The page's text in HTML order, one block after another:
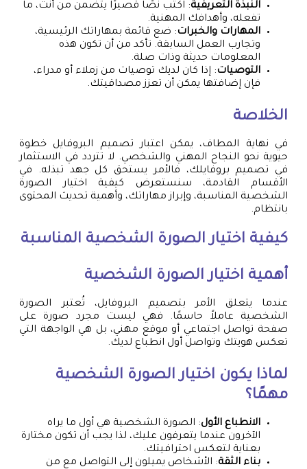
النبذة التعريفية: اكتب نصًا قصيرًا يتضمن من أنت، ما
تفعله، وأهدافك المهنية.
المهارات والخبرات: ضع قائمة بمهاراتك الرئيسية،
وتجارب العمل السابقة. تأكد من أن تكون هذه
المعلومات حديثة وذات صلة.
التوصيات: إذا كان لديك توصيات من زملاء أو مدراء،
فإن إضافتها يمكن أن تعزز مصداقيتك.
الخلاصة
في نهاية المطاف، يمكن اعتبار تصميم البروفايل خطوة
حيوية نحو النجاح المهني والشخصي. لا تتردد في الاستثمار
في تصميم بروفايلك، فالأمر يستحق كل جهد تبذله. في
الأقسام القادمة، سنستعرض كيفية اختيار الصورة
الشخصية المناسبة، وإبراز مهاراتك، وأهمية تحديث المحتوى
بانتظام.
كيفية اختيار الصورة الشخصية المناسبة
أهمية اختيار الصورة الشخصية
عندما يتعلق الأمر بتصميم البروفايل، تُعتبر الصورة
الشخصية عاملاً حاسمًا. فهي ليست مجرد صورة على
صفحة تواصل اجتماعي أو موقع مهني، بل هي الواجهة التي
تعكس هويتك وتواصل أول انطباع لديك.
لماذا يكون اختيار الصورة الشخصية
مهمًا؟
الانطباع الأول: الصورة الشخصية هي أول ما يراه
الآخرون عندما يتعرفون عليك، لذا يجب أن تكون مختارة
بعناية لتعكس احترافيتك.
بناء الثقة: الأشخاص يميلون إلى التواصل مع من